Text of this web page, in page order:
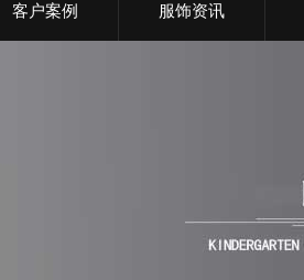
客户案例 服饰资讯